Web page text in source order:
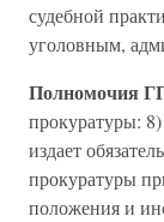
судебной
уголовным,
Полномочия
прокуратуры:
издает
прокуратуры
положения и